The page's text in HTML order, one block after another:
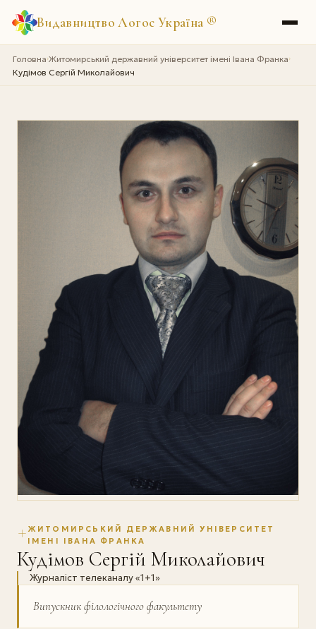
Видавництво Логос Україна ®
Головна›Житомирський державний університет імені Івана Франка›
Кудімов Сергій Миколайович
ЖИТОМИРСЬКИЙ ДЕРЖАВНИЙ УНІВЕРСИТЕТ
ІМЕНІ ІВАНА ФРАНКА
Кудімов Сергій Миколайович
Журналіст телеканалу «1+1»
Випускник філологічного факультету